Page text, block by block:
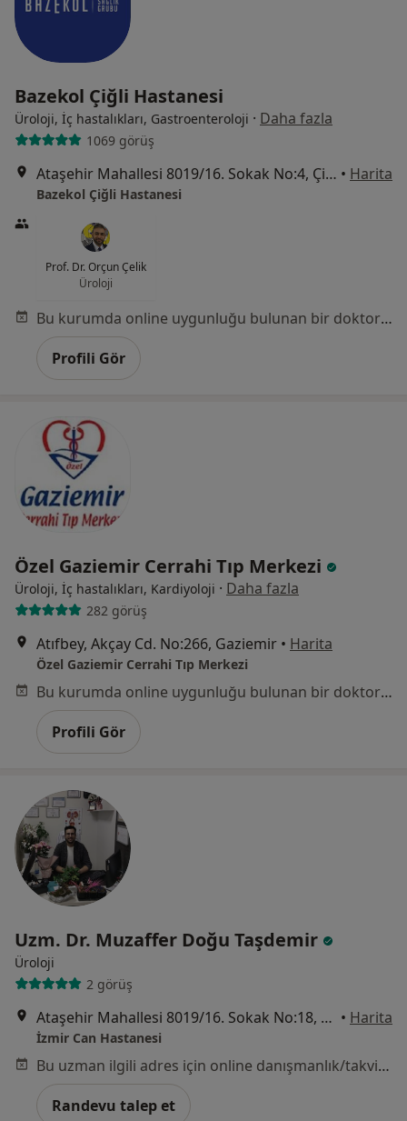
Bazekol Çiğli Hastanesi
Üroloji, İç hastalıkları, Gastroenteroloji · Daha fazla
1069 görüş
Ataşehir Mahallesi 8019/16. Sokak No:4, Çiğli • Harita
Bazekol Çiğli Hastanesi
Prof. Dr. Orçun Çelik
Üroloji
Bu kurumda online uygunluğu bulunan bir doktor veya uzman bulunamadı
Profili Gör
Özel Gaziemir Cerrahi Tıp Merkezi
Üroloji, İç hastalıkları, Kardiyoloji · Daha fazla
282 görüş
Atıfbey, Akçay Cd. No:266, Gaziemir • Harita
Özel Gaziemir Cerrahi Tıp Merkezi
Bu kurumda online uygunluğu bulunan bir doktor veya uzman bulunamadı
Profili Gör
Uzm. Dr. Muzaffer Doğu Taşdemir
Üroloji
2 görüş
Ataşehir Mahallesi 8019/16. Sokak No:18, Çiğli • Harita
İzmir Can Hastanesi
Bu uzman ilgili adres için online danışmanlık/takvim sunmuyor.
Randevu talep et